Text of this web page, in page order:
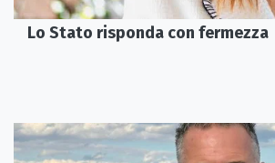
Lo Stato risponda con fermezza